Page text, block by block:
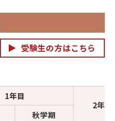
受験生の方はこちら
1年目
2年目
秋学期